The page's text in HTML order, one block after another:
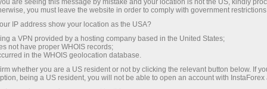
конкурентным возможностям:
кредитное плечо до 1:5000, одни
из лучших спредов и комиссий
на рынке, а также
привлекательные условия для
торговли акциями и индексами
Скорость
в трейдинге и на трассе
are seeing this message by mistake and your location is not the US, kindly
you must leave the website in order to comply with government
IP address show your location as the USA?
a VPN provided by a hosting company based in the United States;
not have proper WHOIS records;
in the WHOIS geolocation database.
whether you are a US resident or not by clicking the relevant button below. If
being a US resident, you will not be able to open an account with InstaForex